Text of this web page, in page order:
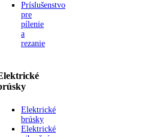
Príslušenstvo
pre
pílenie
a
rezanie
Elektrické
brúsky
Elektrické